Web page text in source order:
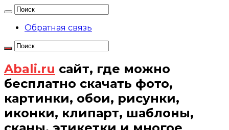
Обратная связь
Abali.ru сайт, где можно
бесплатно скачать фото,
картинки, обои, рисунки,
иконки, клипарт, шаблоны,